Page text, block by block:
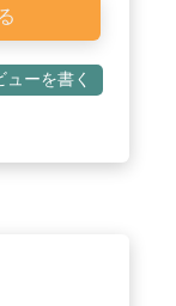
ューを書く